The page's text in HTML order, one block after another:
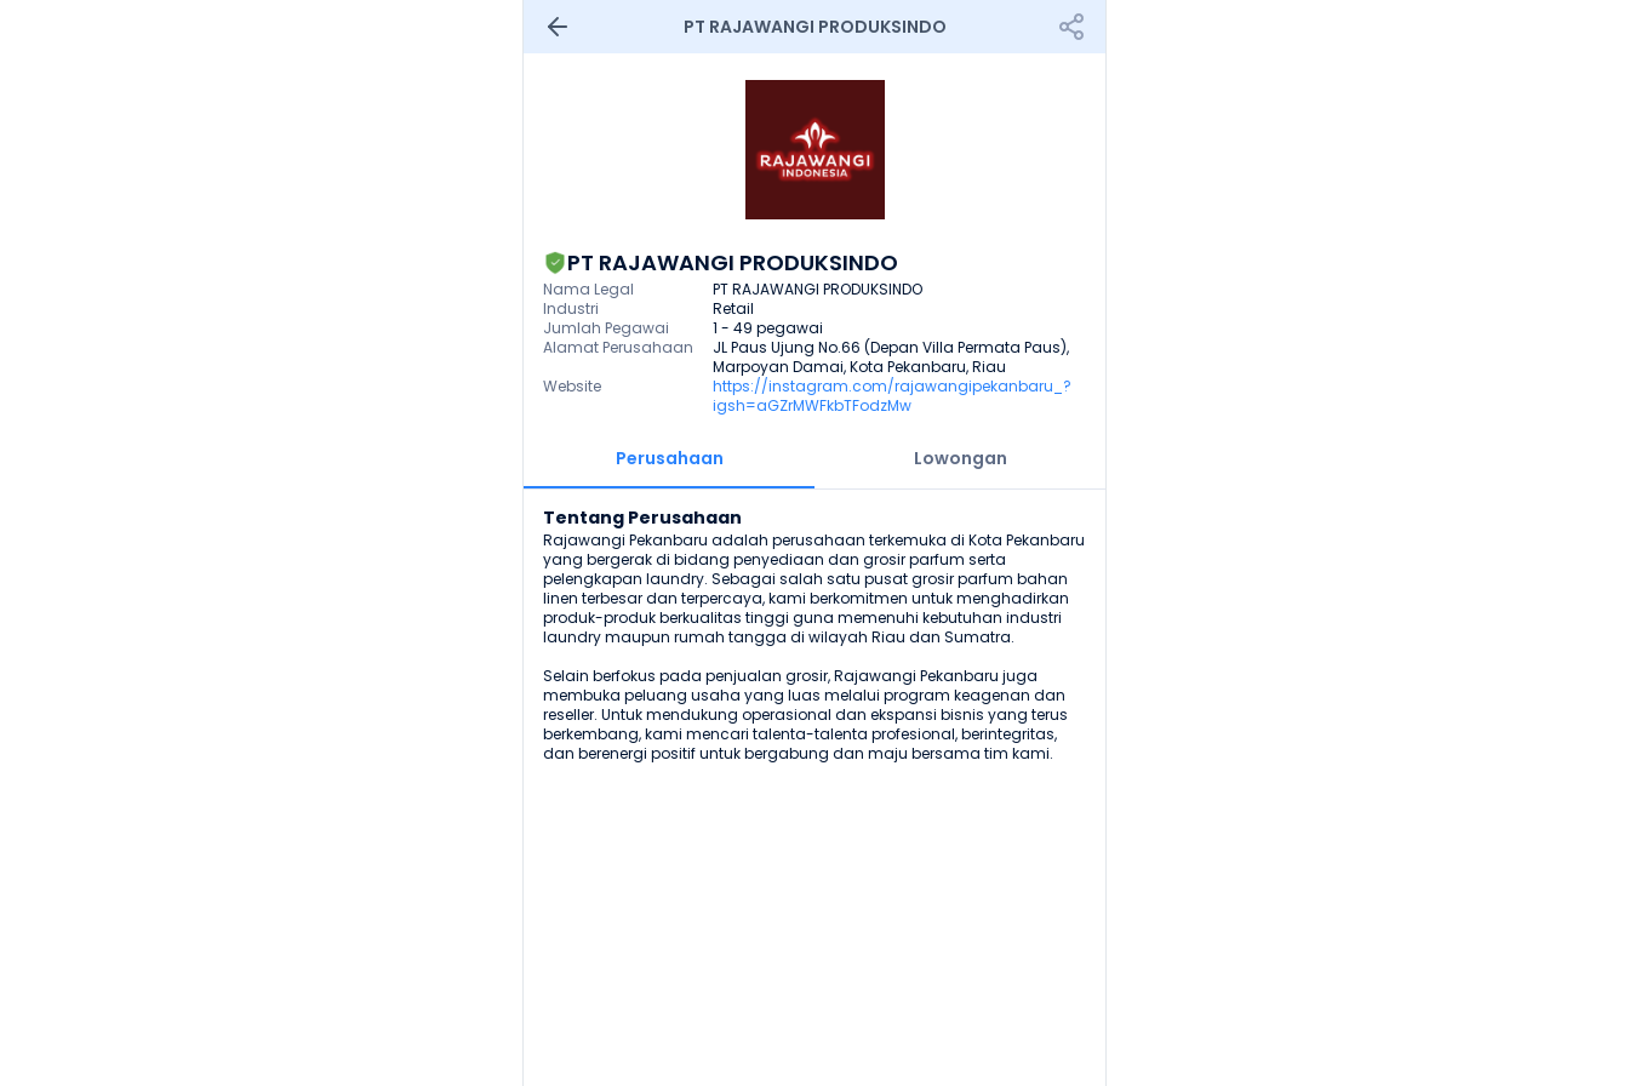
PT RAJAWANGI PRODUKSINDO
PT RAJAWANGI PRODUKSINDO
Nama Legal
PT RAJAWANGI PRODUKSINDO
Industri
Retail
Jumlah Pegawai
1 - 49 pegawai
Alamat Perusahaan
JL Paus Ujung No.66 (Depan Villa Permata Paus),
Marpoyan Damai, Kota Pekanbaru, Riau
Website
https://instagram.com/rajawangipekanbaru_?
igsh=aGZrMWFkbTFodzMw
Perusahaan Lowongan
Tentang Perusahaan
Rajawangi Pekanbaru adalah perusahaan terkemuka di Kota Pekanbaru
yang bergerak di bidang penyediaan dan grosir parfum serta
pelengkapan laundry. Sebagai salah satu pusat grosir parfum bahan
linen terbesar dan terpercaya, kami berkomitmen untuk menghadirkan
produk-produk berkualitas tinggi guna memenuhi kebutuhan industri
laundry maupun rumah tangga di wilayah Riau dan Sumatra.
Selain berfokus pada penjualan grosir, Rajawangi Pekanbaru juga
membuka peluang usaha yang luas melalui program keagenan dan
reseller. Untuk mendukung operasional dan ekspansi bisnis yang terus
berkembang, kami mencari talenta-talenta profesional, berintegritas,
dan berenergi positif untuk bergabung dan maju bersama tim kami.